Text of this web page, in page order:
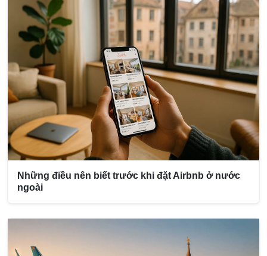
Những điều nên biết trước khi đặt Airbnb ở nước
ngoài